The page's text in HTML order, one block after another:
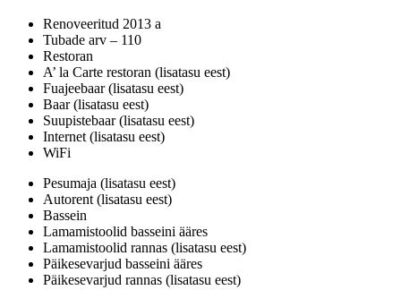
Renoveeritud 2013 a
Tubade arv – 110
Restoran
A’ la Carte restoran (lisatasu eest)
Fuajeebaar (lisatasu eest)
Baar (lisatasu eest)
Suupistebaar (lisatasu eest)
Internet (lisatasu eest)
WiFi
Pesumaja (lisatasu eest)
Autorent (lisatasu eest)
Bassein
Lamamistoolid basseini ääres
Lamamistoolid rannas (lisatasu eest)
Päikesevarjud basseini ääres
Päikesevarjud rannas (lisatasu eest)